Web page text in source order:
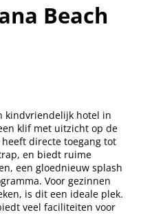
Beach
kindvriendelijk hotel in
klif met uitzicht op de
directe toegang tot
en biedt ruime
een gloednieuw splash
Voor gezinnen
is dit een ideale plek.
veel faciliteiten voor